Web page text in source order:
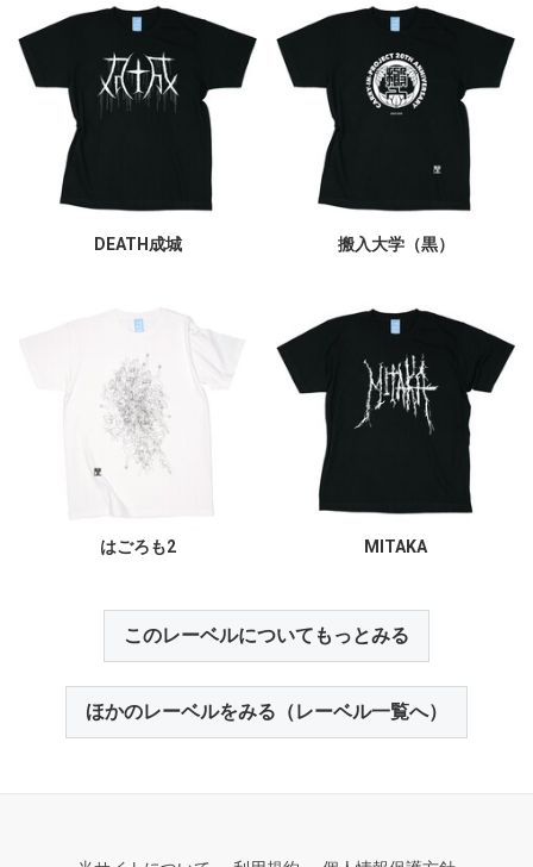
DEATH成城 搬入大学（黒）
はごろも2 MITAKA
このレーベルについてもっとみる
ほかのレーベルをみる（レーベル一覧へ）